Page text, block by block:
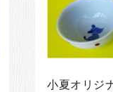
小夏オリ